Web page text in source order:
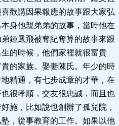
歡講因果報應的故事跟大家弘
身他親弟弟的故事，當時他在
鍾鳳飛被奪紀奪算的故事來跟
的時候，他們家裡就很富貴
的家族。娶妻陳氏。年少的時
精通，有七步成章的才華，在
很孝順，交友很忠誠，而且也
施，比如說也創辦了孤兒院，
，從事教育的工作。如果以他